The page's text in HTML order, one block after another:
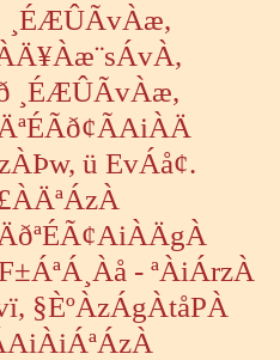
¸ÉÆÛÃvÀæ,
¸ÉÆÛÃvÀæ,
ü EvÁå¢.
- ªÀiÁrzÀ
§ÈºÀzÁgÀtåPÀ